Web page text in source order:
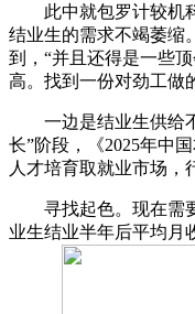
此中就包罗计较机科
结业生的需求不竭萎缩
到，“并且还得是一些
高。找到一份对劲工做
一边是结业生供给不
长”阶段，《2025年中
人才培育取就业市场，
寻找起色。现在需要
业生结业半年后平均月